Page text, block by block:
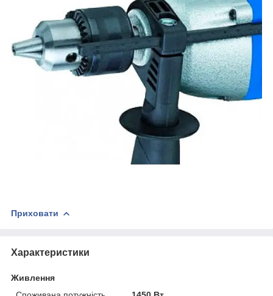
Приховати
Характеристики
Живлення